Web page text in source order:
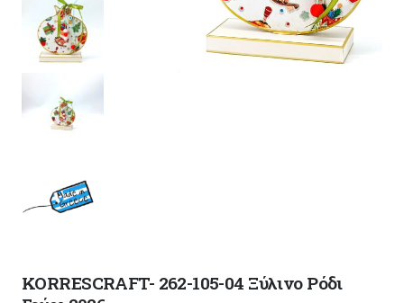
KORRESCRAFT- 262-105-04 Ξύλινο Ρόδι